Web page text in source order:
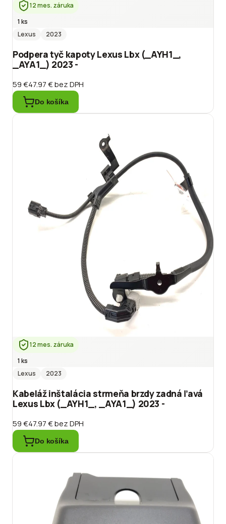
12 mes. záruka
1 ks
Lexus
2023
Podpera tyč kapoty Lexus Lbx (_AYH1_,
_AYA1_) 2023 -
59 €47.97 €bez DPH
Do košíka
12 mes. záruka
1 ks
Lexus
2023
Kabeláž inštalácia strmeňa brzdy zadná ľavá
Lexus Lbx (_AYH1_, _AYA1_) 2023 -
59 €47.97 €bez DPH
Do košíka